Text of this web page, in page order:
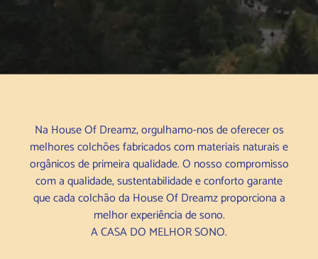
Na House Of Dreamz, orgulhamo-nos de oferecer os
melhores colchões fabricados com materiais naturais e
orgânicos de primeira qualidade. O nosso compromisso
com a qualidade, sustentabilidade e conforto garante
que cada colchão da House Of Dreamz proporciona a
melhor experiência de sono.
A CASA DO MELHOR SONO.